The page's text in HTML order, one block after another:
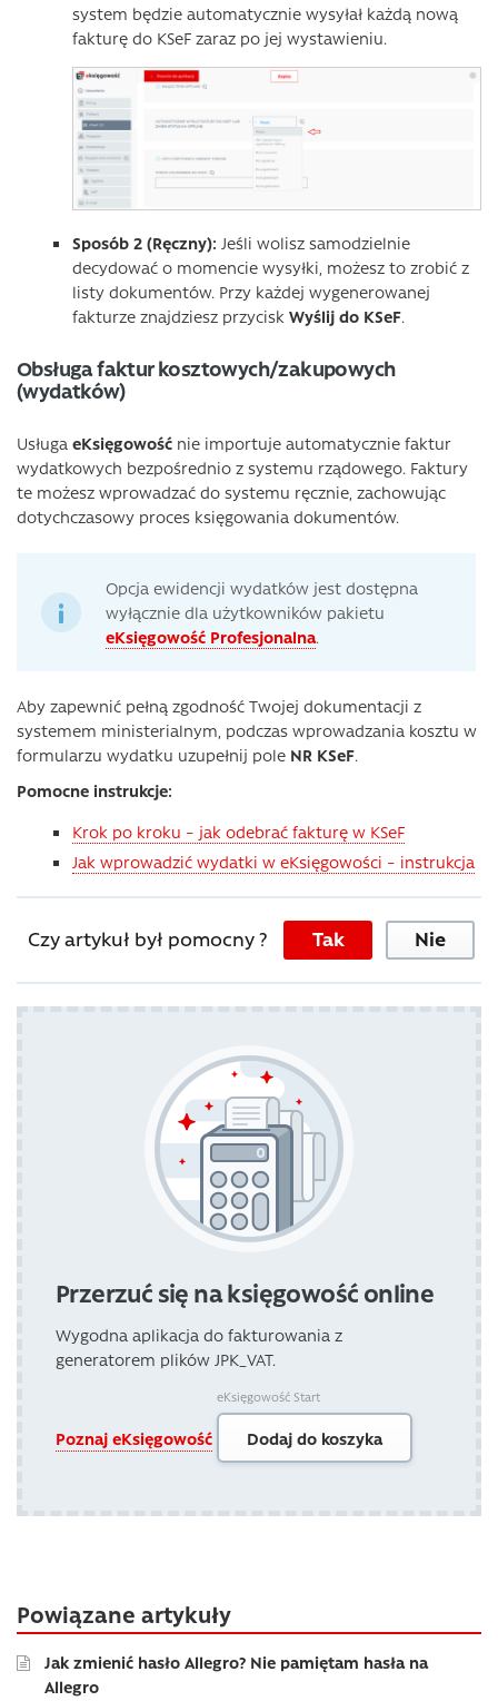
system będzie automatycznie wysyłał każdą nową
fakturę do KSeF zaraz po jej wystawieniu.
Sposób 2 (Ręczny): Jeśli wolisz samodzielnie
decydować o momencie wysyłki, możesz to zrobić z
listy dokumentów. Przy każdej wygenerowanej
fakturze znajdziesz przycisk Wyślij do KSeF.
Obsługa faktur kosztowych/zakupowych
(wydatków)
Usługa eKsięgowość nie importuje automatycznie faktur
wydatkowych bezpośrednio z systemu rządowego. Faktury
te możesz wprowadzać do systemu ręcznie, zachowując
dotychczasowy proces księgowania dokumentów.
Opcja ewidencji wydatków jest dostępna
wyłącznie dla użytkowników pakietu
eKsięgowość Profesjonalna.
Aby zapewnić pełną zgodność Twojej dokumentacji z
systemem ministerialnym, podczas wprowadzania kosztu w
formularzu wydatku uzupełnij pole NR KSeF.
Pomocne instrukcje:
Krok po kroku – jak odebrać fakturę w KSeF
Jak wprowadzić wydatki w eKsięgowości – instrukcja
Czy artykuł był pomocny ? Tak Nie
Przerzuć się na księgowość online
Wygodna aplikacja do fakturowania z
generatorem plików JPK_VAT.
Poznaj eKsięgowość
eKsięgowość Start
Dodaj do koszyka
Powiązane artykuły
Jak zmienić hasło Allegro? Nie pamiętam hasła na
Allegro